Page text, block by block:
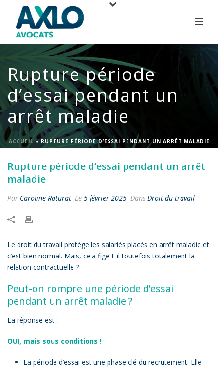
Rupture période
d’essai pendant un
arrêt maladie
ACCUEIL» RUPTURE PÉRIODE D’ESSAI PENDANT UN ARRÊT MALADIE
Rupture période d’essai pendant un arrêt
maladie
Par Caroline Raturat Le 5 février 2025 Dans Droit du travail
Le droit du travail protège les salariés placés en arrêt maladie et
c’est bien normal. Mais, cela fige-t-il toutefois totalement la
relation contractuelle ?
Peut-on rompre une période d’essai
pendant un arrêt maladie ?
La réponse est :
OUI, mais sous conditions !
La période d’essai est une phase clé du recrutement. Elle